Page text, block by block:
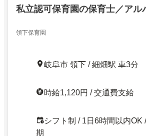
私立認可保育園の保育士／ア
領下保育園
岐阜市 領下 / 細畑駅 車3分
時給1,120円 / 交通費支給
シフト制 / 1日6時間以内OK
期